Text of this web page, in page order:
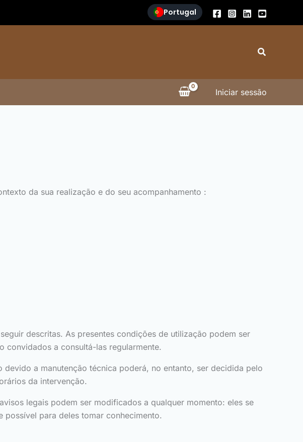
Portugal
Search
Iniciar sessão
da sua realização e do seu acompanhamento :
descritas. As presentes condições de utilização podem ser
convidados a consultá-las regularmente.
a manutenção técnica poderá, no entanto, ser decidida pelo
da intervenção.
legais podem ser modificados a qualquer momento: eles se
para deles tomar conhecimento.